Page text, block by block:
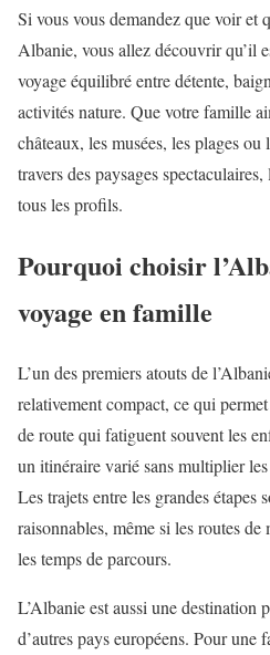
Si vous vous demandez que voir et
Albanie, vous allez découvrir qu’il
voyage équilibré entre détente,
activités nature. Que votre famille
châteaux, les musées, les plages
travers des paysages
tous les profils.
Pourquoi choisir
voyage en famille
L’un des premiers atouts de
relativement compact, ce qui
de route qui fatiguent souvent les
un itinéraire varié sans multiplier
Les trajets entre les grandes étapes
raisonnables, même si les routes
les temps de parcours.
L’Albanie est aussi une destination
d’autres pays européens. Pour